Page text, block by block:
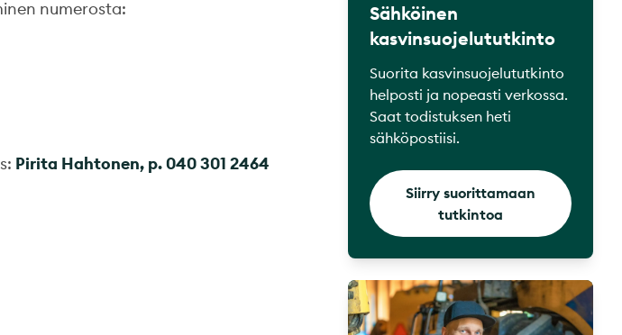
numerosta:
Pirita Hahtonen, p. 040 301 2464
Sähköinen
kasvinsuojelututkinto
Suorita kasvinsuojelututkinto
helposti ja nopeasti verkossa.
Saat todistuksen heti
sähköpostiisi.
Siirry suorittamaan
tutkintoa